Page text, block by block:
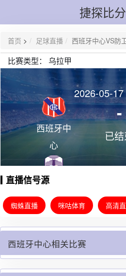
捷探比
首页 > 足球直播 西班牙中心VS防
比赛类型： 乌拉甲
西班牙中
心
2026-05-
-
已
防卫者体
育蒙得维
直播信号源
蜘蛛直播 咪咕体育 高清
西班牙中心相关比赛